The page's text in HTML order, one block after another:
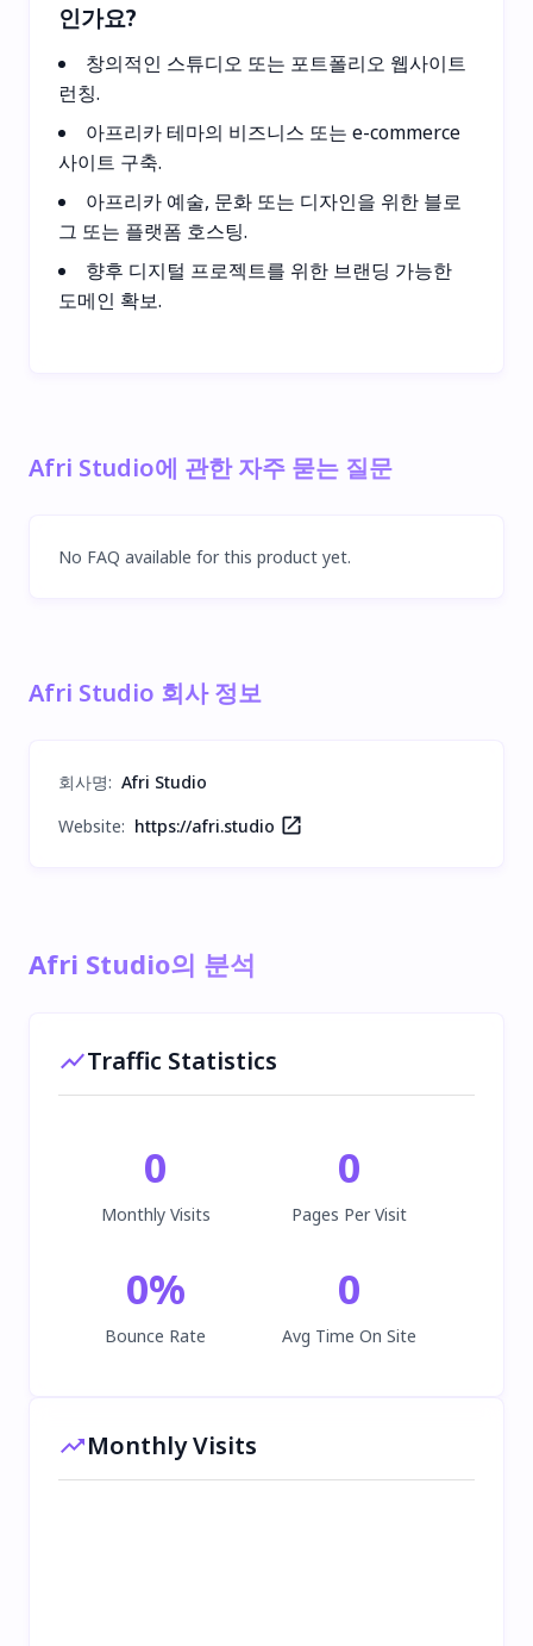
인가요?
창의적인 스튜디오 또는 포트폴리오 웹사이트
런칭.
아프리카 테마의 비즈니스 또는 e-commerce
사이트 구축.
아프리카 예술, 문화 또는 디자인을 위한 블로
그 또는 플랫폼 호스팅.
향후 디지털 프로젝트를 위한 브랜딩 가능한
도메인 확보.
Afri Studio에 관한 자주 묻는 질문
No FAQ available for this product yet.
Afri Studio 회사 정보
회사명: Afri Studio
Website: https://afri.studio
Afri Studio의 분석
Traffic Statistics
0
Monthly Visits
0
Pages Per Visit
0%
Bounce Rate
0
Avg Time On Site
Monthly Visits